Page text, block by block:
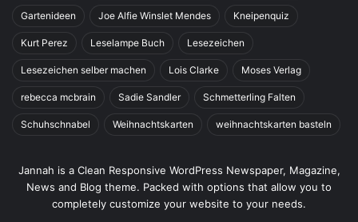
Gartenideen Joe Alfie Winslet Mendes Kneipenquiz
Kurt Perez Leselampe Buch Lesezeichen
Lesezeichen selber machen Lois Clarke Moses Verlag
rebecca mcbrain Sadie Sandler Schmetterling Falten
Schuhschnabel Weihnachtskarten weihnachtskarten basteln
Jannah is a Clean Responsive WordPress Newspaper, Magazine,
News and Blog theme. Packed with options that allow you to
completely customize your website to your needs.